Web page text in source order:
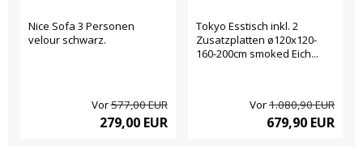
Nice Sofa 3 Personen
velour schwarz.
Vor577,00 EUR
279,00 EUR
Tokyo Esstisch inkl. 2
Zusatzplatten ø120x120-
160-200cm smoked Eich...
Vor1.080,90 EUR
679,90 EUR